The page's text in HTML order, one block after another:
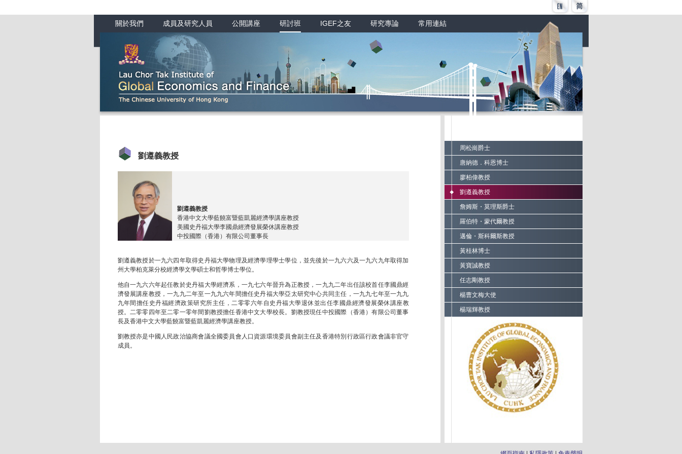
關於我們 成員及研究人員 公開講座 研討班 IGEF之友 研究專論 常用連結
劉遵義教授
劉遵義教授
香港中文大學藍饒富暨藍凱麗經濟學講座教授
美國史丹福大學李國鼎經濟發展榮休講座教授
中投國際（香港）有限公司董事長
劉遵義教授於一九六四年取得史丹福大學物理及經濟學理學士學位，並先後於一九六六及一九六九年取得加
州大學柏克萊分校經濟學文學碩士和哲學博士學位。
他自一九六六年起任教於史丹福大學經濟系，一九七六年晉升為正教授，一九九二年出任該校首任李國鼎經
濟發展講座教授，一九九二年至一九九六年間擔任史丹福大學亞太研究中心共同主任，一九九七年至一九九
九年間擔任史丹福經濟政策研究所主任，二零零六年自史丹福大學退休並出任李國鼎經濟發展榮休講座教
授。二零零四年至二零一零年間劉教授擔任香港中文大學校長。劉教授現任中投國際（香港）有限公司董事
長及香港中文大學藍饒富暨藍凱麗經濟學講座教授。
劉教授亦是中國人民政治協商會議全國委員會人口資源環境委員會副主任及香港特別行政區行政會議非官守
成員。
周松崗爵士
唐納德．科恩博士
廖柏偉教授
劉遵義教授
詹姆斯・莫理斯爵士
羅伯特・蒙代爾教授
邁倫・斯科爾斯教授
黃桂林博士
黃寶誠教授
任志剛教授
楊曹文梅大使
楊瑞輝教授